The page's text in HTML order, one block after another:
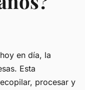
en día, la
Esta
procesar y